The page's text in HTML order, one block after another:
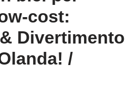
cost:
Divertimento
/